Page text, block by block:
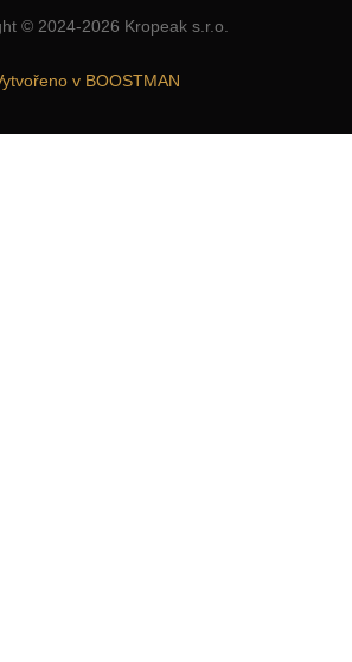
© 2024-2026 Kropeak s.r.o.
v BOOSTMAN